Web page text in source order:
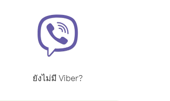
ยังไม่มี Viber?